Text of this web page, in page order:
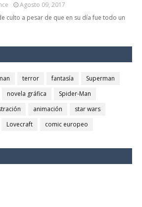
Agosto 09, 2017
culto a pesar de que en su día fue todo un
terror fantasía
Superman
novela gráfica
Spider-Man
animación
star wars
Lovecraft comic europeo